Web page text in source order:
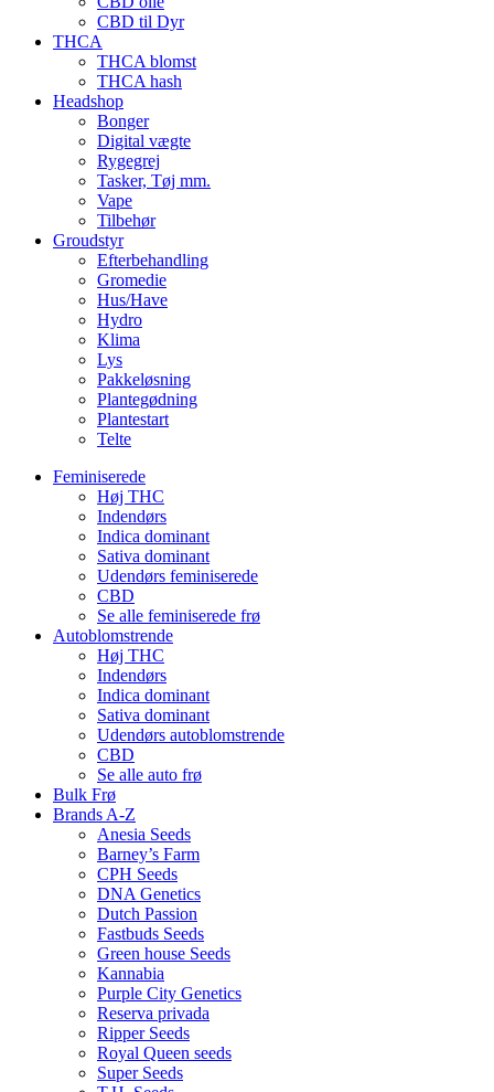
CBD til Dyr
THCA
THCA blomst
THCA hash
Headshop
Bonger
Digital vægte
Rygegrej
Tasker, Tøj mm.
Vape
Tilbehør
Groudstyr
Efterbehandling
Gromedie
Hus/Have
Hydro
Klima
Lys
Pakkeløsning
Plantegødning
Plantestart
Telte
Feminiserede
Høj THC
Indendørs
Indica dominant
Sativa dominant
Udendørs feminiserede
CBD
Se alle feminiserede frø
Autoblomstrende
Høj THC
Indendørs
Indica dominant
Sativa dominant
Udendørs autoblomstrende
CBD
Se alle auto frø
Bulk Frø
Brands A-Z
Anesia Seeds
Barney’s Farm
CPH Seeds
DNA Genetics
Dutch Passion
Fastbuds Seeds
Green house Seeds
Kannabia
Purple City Genetics
Reserva privada
Ripper Seeds
Royal Queen seeds
Super Seeds